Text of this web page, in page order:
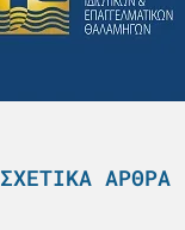
ΣΧΕΤΙΚΆ ΆΡΘΡΑ